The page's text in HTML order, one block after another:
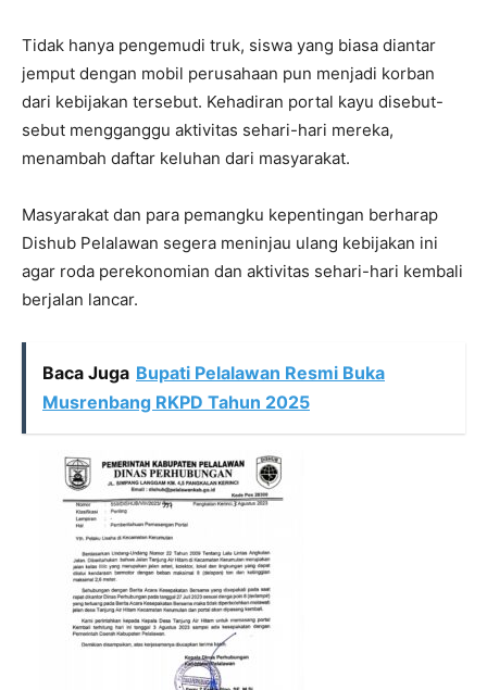
Tidak hanya pengemudi truk, siswa yang biasa diantar
jemput dengan mobil perusahaan pun menjadi korban
dari kebijakan tersebut. Kehadiran portal kayu disebut-
sebut mengganggu aktivitas sehari-hari mereka,
menambah daftar keluhan dari masyarakat.
Masyarakat dan para pemangku kepentingan berharap
Dishub Pelalawan segera meninjau ulang kebijakan ini
agar roda perekonomian dan aktivitas sehari-hari kembali
berjalan lancar.
Baca Juga Bupati Pelalawan Resmi Buka
Musrenbang RKPD Tahun 2025